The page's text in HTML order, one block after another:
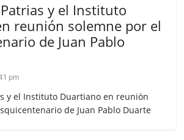
y el Instituto
reunión solemne por el
de Juan Pablo
pm
y el Instituto Duartiano en reunión
de Juan Pablo Duarte